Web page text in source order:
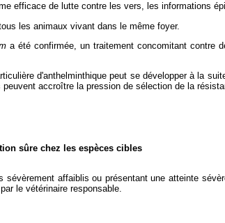
efficace de lutte contre les vers, les informations
les animaux vivant dans le même foyer.
a été confirmée, un traitement concomitant contre
d'anthelminthique peut se développer à la
accroître la pression de sélection de la
sûre chez les espèces cibles
sévèrement affaiblis ou présentant une atteinte
le vétérinaire responsable.